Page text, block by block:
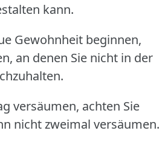
kann.
Gewohnheit beginnen,
an denen Sie nicht in der
versäumen, achten Sie
nicht zweimal versäumen.